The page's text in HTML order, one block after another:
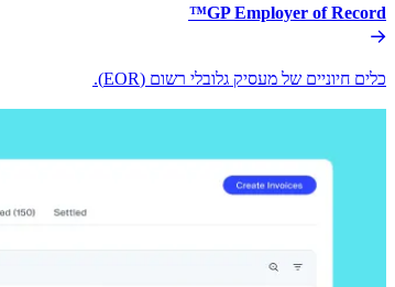
GP Employer of Record™​​
כלים חיוניים של מעסיק גלובלי רשום (EOR).​​